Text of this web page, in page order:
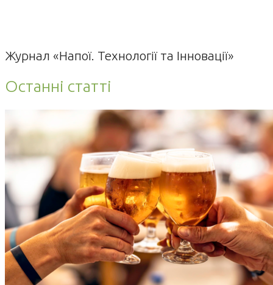
Журнал «Напої. Технології та Інновації»
Останні статті